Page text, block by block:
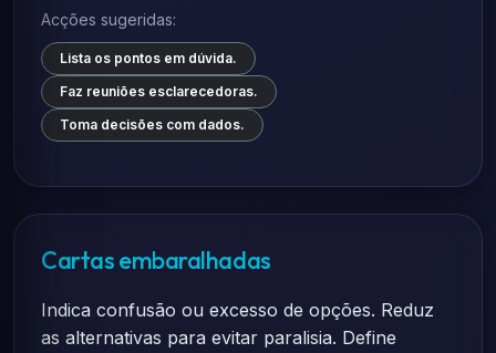
Acções sugeridas:
Lista os pontos em dúvida.
Faz reuniões esclarecedoras.
Toma decisões com dados.
Cartas embaralhadas
Indica confusão ou excesso de opções. Reduz
as alternativas para evitar paralisia. Define